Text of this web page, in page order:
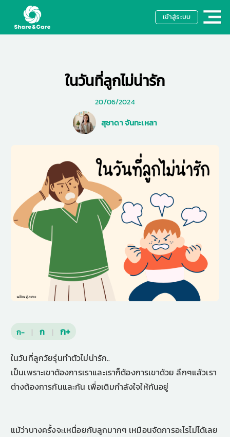
เข้าสู่ระบบ
ในวันที่ลูกไม่น่ารัก
20/06/2024
สุชาดา จันทะเหลา
ก- | ก | ก+
ในวันที่ลูกวัยรุ่นทำตัวไม่น่ารัก..
เป็นเพราะเขาต้องการเราและเราก็ต้องการเขาด้วย ลึกๆแล้วเรา
ต่างต้องการกันและกัน เพื่อเติมกำลังใจให้กันอยู่
แม้ว่าบางครั้งจะเหนื่อยกับลูกมากๆ เหมือนจัดการอะไรไม่ได้เลย